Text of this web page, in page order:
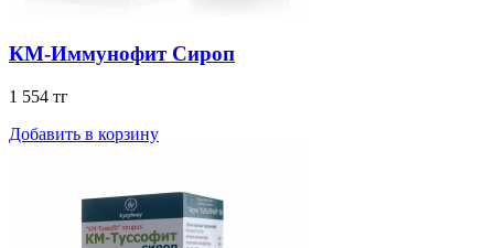
КМ-Иммунофит Сироп
1 554 тг
Добавить в корзину